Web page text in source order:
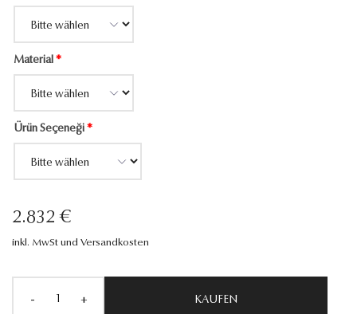
Material *
Ürün Seçeneği *
2.832 €
inkl. MwSt und Versandkosten
- + KAUFEN